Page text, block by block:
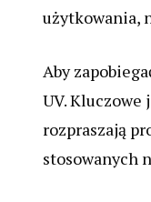
użytkowania,
Aby
UV.
rozpraszają
stosowanych